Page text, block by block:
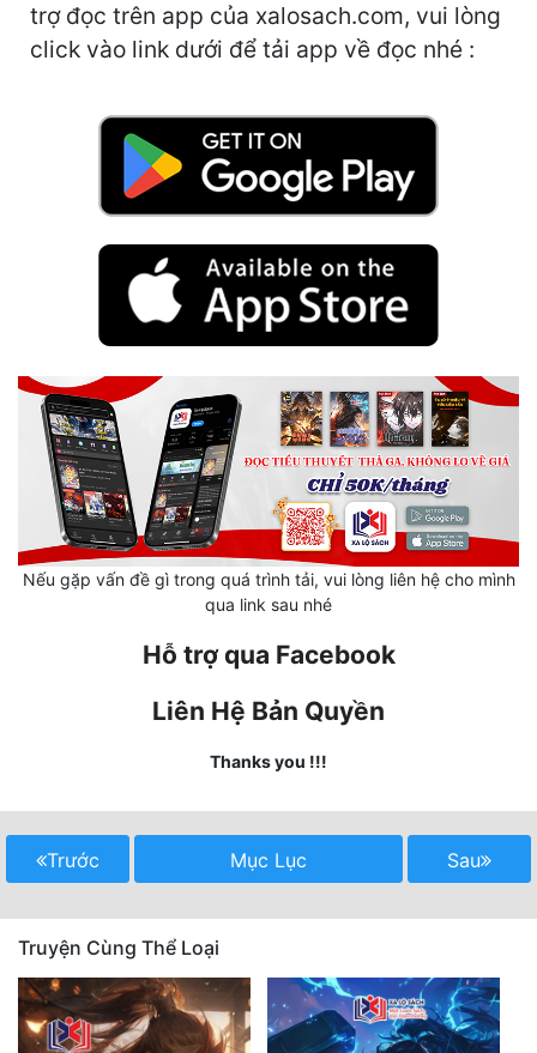
Hệ Thống
Khoa Huyễn Không Gian
Linh Dị
Làm Giàu
Lịch Sử
Mưu Mô
Nữ Phụ
Phương Tây
Phản Phái
Quan Trường
trợ đọc trên app của xalosach.com, vui lòng
click vào link dưới để tải app về đọc nhé :
Nếu gặp vấn đề gì trong quá trình tải, vui lòng liên hệ cho mình
qua link sau nhé
Hỗ trợ qua Facebook
Liên Hệ Bản Quyền
Thanks you !!!
Trước Mục Lục Sau
Truyện Cùng Thể Loại